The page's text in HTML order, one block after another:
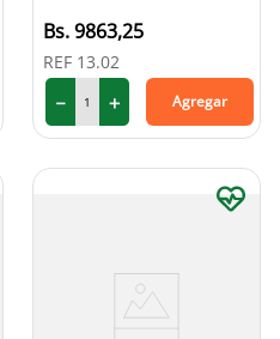
9863,25
REF 13.02
＋
－ Agregar